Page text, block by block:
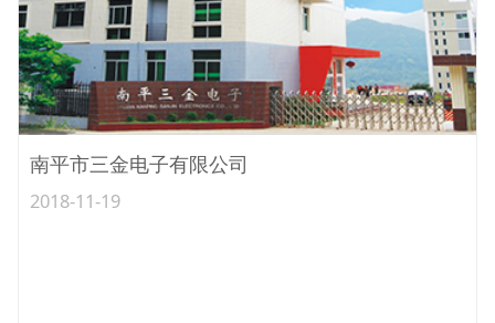
南平市三金电子有限公司
2018-11-19